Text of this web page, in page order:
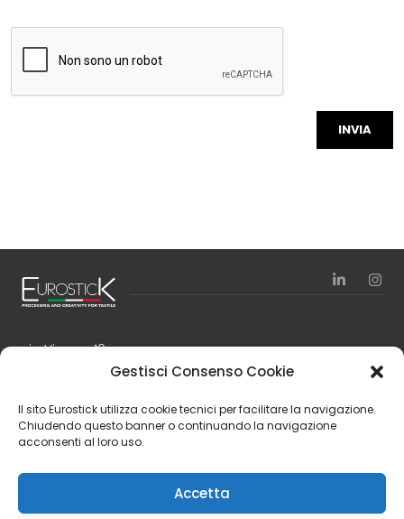
Gestisci Consenso Cookie
Il sito Eurostick utilizza cookie tecnici per facilitare la navigazione.
Chiudendo questo banner o continuando la navigazione
acconsenti al loro uso.
Accetta
via Vienna, 10
24040 Zingonia – Verdellino (BG)
Tel. +39 035 4197111
Fax +39 035 4197150
Finanziamenti